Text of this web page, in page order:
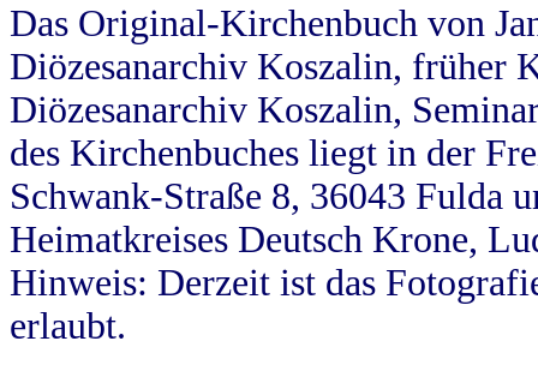
Das Original-Kirchenbuch von
Diözesanarchiv Koszalin, früher
Diözesanarchiv Koszalin,
des Kirchenbuches liegt in der
Schwank-Straße 8, 36043 Fulda
Heimatkreises Deutsch Krone,
Hinweis: Derzeit ist das
erlaubt.